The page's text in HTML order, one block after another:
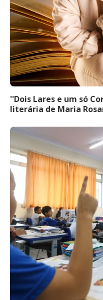
''Dois Lares e um só
literária de Maria